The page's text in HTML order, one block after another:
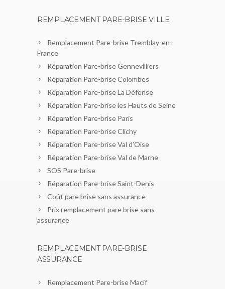
REMPLACEMENT PARE-BRISE VILLE
Remplacement Pare-brise Tremblay-en-
France
Réparation Pare-brise Gennevilliers
Réparation Pare-brise Colombes
Réparation Pare-brise La Défense
Réparation Pare-brise les Hauts de Seine
Réparation Pare-brise Paris
Réparation Pare-brise Clichy
Réparation Pare-brise Val d’Oise
Réparation Pare-brise Val de Marne
SOS Pare-brise
Réparation Pare-brise Saint-Denis
Coût pare brise sans assurance
Prix remplacement pare brise sans
assurance
REMPLACEMENT PARE-BRISE
ASSURANCE
Remplacement Pare-brise Macif